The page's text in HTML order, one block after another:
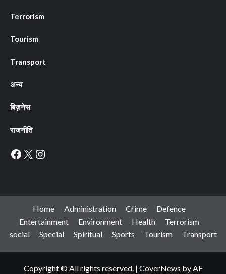
Terrorism
Tourism
Transport
अन्य
बिज़नेस
राजनीति
Facebook
X Instagram
Home Administration Crime
Defence
Entertainment
Environment Health
Terrorism
social
Special Spiritual Sports Tourism Transport
Copyright © All rights reserved. | CoverNews by AF